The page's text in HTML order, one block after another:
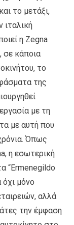
το μετάξι,
ιταλική
η Zegna
σε κάποια
το
της
με τη
με αυτή που
Όπως
η εσωτερική
“Ermenegildo
μόνο
αλλά
την έμφαση